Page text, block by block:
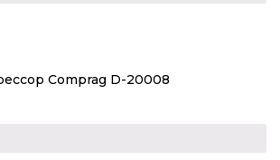
Comprag D-20008